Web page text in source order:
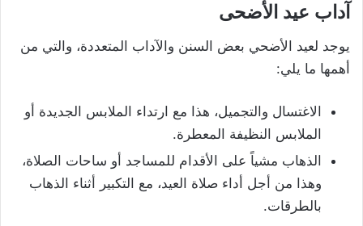
آداب عيد الأضحى
يوجد لعيد الأضحي بعض السنن والآداب المتعددة، والتي من
أهمها ما يلي:
الاغتسال والتجميل، هذا مع ارتداء الملابس الجديدة أو
الملابس النظيفة المعطرة.
الذهاب مشياً على الأقدام للمساجد أو ساحات الصلاة،
وهذا من أجل أداء صلاة العيد، مع التكبير أثناء الذهاب
بالطرقات.